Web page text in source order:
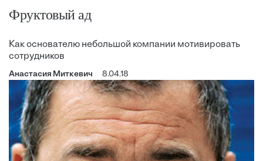
Фруктовый ад
Как основателю небольшой компании мотивировать
сотрудников
Анастасия Миткевич 8.04.18